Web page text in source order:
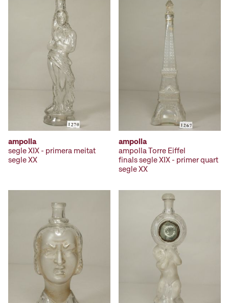
ampolla
segle XIX - primera meitat
segle XX
ampolla
ampolla Torre Eiffel
finals segle XIX - primer quart
segle XX